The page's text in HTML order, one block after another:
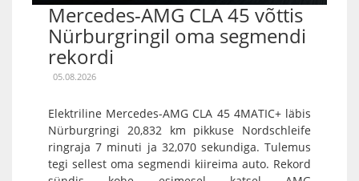
Mercedes-AMG CLA 45 võttis
Nürburgringil oma segmendi
rekordi
05.08.2026
Elektriline Mercedes-AMG CLA 45 4MATIC+ läbis
Nürburgringi 20,832 km pikkuse Nordschleife
ringraja 7 minuti ja 32,070 sekundiga. Tulemus
tegi sellest oma segmendi kiireima auto. Rekord